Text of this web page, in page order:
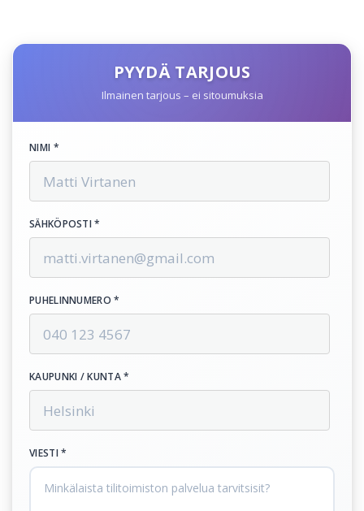
PYYDÄ TARJOUS
Ilmainen tarjous – ei sitoumuksia
NIMI *
SÄHKÖPOSTI *
PUHELINNUMERO *
KAUPUNKI / KUNTA *
VIESTI *